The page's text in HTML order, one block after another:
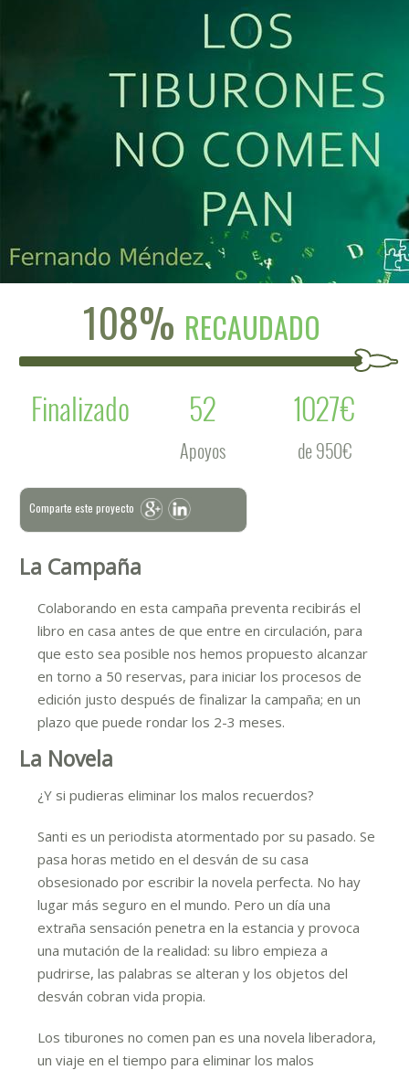
108% RECAUDADO
Finalizado
52
Apoyos
1027€
de 950€
Comparte este proyecto
La Campaña
Colaborando en esta campaña preventa recibirás el
libro en casa antes de que entre en circulación, para
que esto sea posible nos hemos propuesto alcanzar
en torno a 50 reservas, para iniciar los procesos de
edición justo después de finalizar la campaña; en un
plazo que puede rondar los 2-3 meses.
La Novela
¿Y si pudieras eliminar los malos recuerdos?
Santi es un periodista atormentado por su pasado. Se
pasa horas metido en el desván de su casa
obsesionado por escribir la novela perfecta. No hay
lugar más seguro en el mundo. Pero un día una
extraña sensación penetra en la estancia y provoca
una mutación de la realidad: su libro empieza a
pudrirse, las palabras se alteran y los objetos del
desván cobran vida propia.
Los tiburones no comen pan es una novela liberadora,
un viaje en el tiempo para eliminar los malos